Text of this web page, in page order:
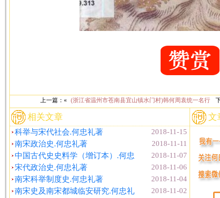
上一篇：« (浙江省温州市苍南县宜山镇水门村)韩何周袁统一名行
相关文章
2018-11-15
科举与宋代社会.何忠礼著
2018-11-11
南宋政治史.何忠礼著
2018-11-07
中国古代史史料学（增订本）.何忠
2018-11-06
宋代政治史.何忠礼著
2018-11-04
南宋科举制度史.何忠礼著
2018-11-02
南宋史及南宋都城临安研究.何忠礼
文